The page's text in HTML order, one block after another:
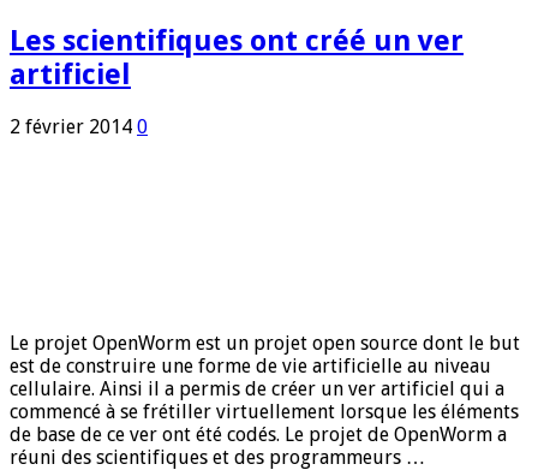
Les scientifiques ont créé un ver
artificiel
2 février 2014 0
Le projet OpenWorm est un projet open source dont le but
est de construire une forme de vie artificielle au niveau
cellulaire. Ainsi il a permis de créer un ver artificiel qui a
commencé à se frétiller virtuellement lorsque les éléments
de base de ce ver ont été codés. Le projet de OpenWorm a
réuni des scientifiques et des programmeurs …